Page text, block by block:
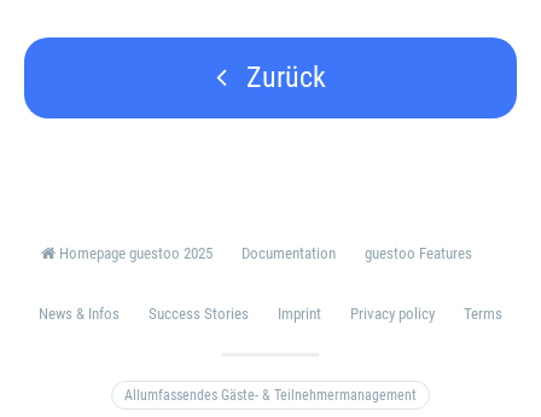
Zurück
Homepage guestoo 2025 Documentation guestoo Features
News & Infos Success Stories Imprint Privacy policy Terms
Allumfassendes Gäste- & Teilnehmermanagement